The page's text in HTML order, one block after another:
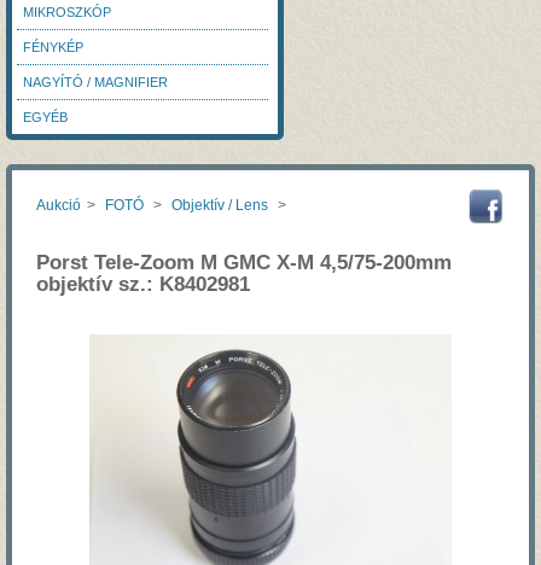
MIKROSZKÓP
FÉNYKÉP
NAGYÍTÓ / MAGNIFIER
EGYÉB
Aukció > FOTÓ > Objektív / Lens >
Porst Tele-Zoom M GMC X-M 4,5/75-200mm
objektív sz.: K8402981